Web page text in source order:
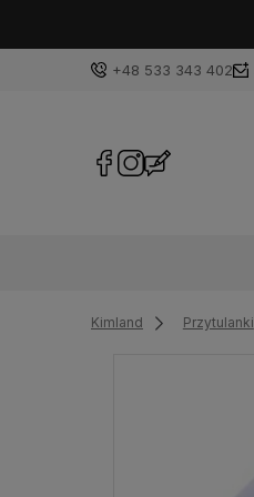
+48 533 343 402
Kimland Przytulanki